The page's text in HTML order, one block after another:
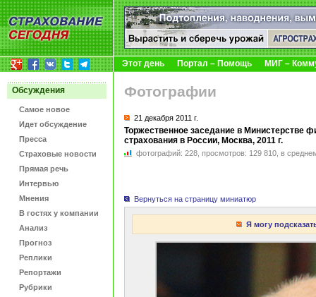
Этот день Портал – Помощь МИГ –
Обсуждения
Самое новое
Идет обсуждение
Пресса
Страховые новости
Прямая речь
Интервью
Мнения
В гостях у компании
Анализ
Прогноз
Реплики
Репортажи
Рубрики
Фотографии
21 декабря 2011 г.
Торжественное заседание в Министерстве
страхования в России, Москва, 2011 г.
фотографий: 228 просмотров: 129 810 в
Вернуться на страницу миниатюр
Я могу